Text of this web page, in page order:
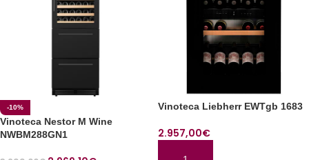
-10%
Vinoteca Nestor M Wine
NWBM288GN1
Vinoteca Liebherr EWTgb 1683
2.957,00€